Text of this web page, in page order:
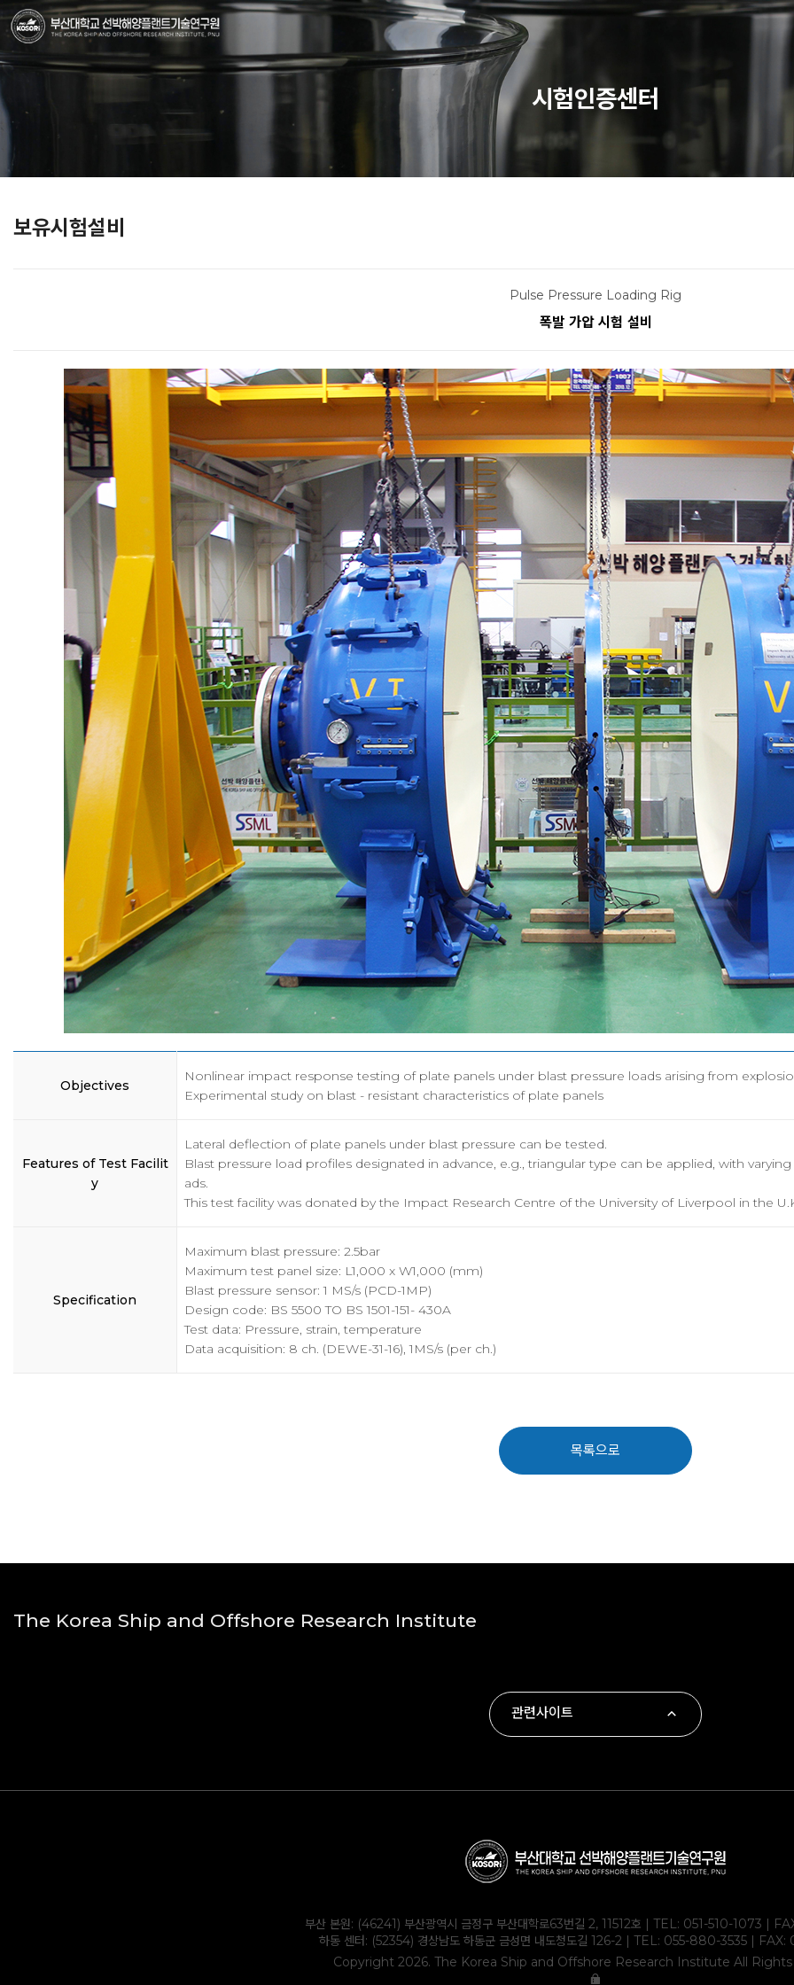
KOSORI
인사말
목적 및 비전
연혁
조직
구성원
CI
오시는길
새소식
공지사항
보도자료
채용공고
KOSORI갤러리
연구센터
구조충격연구센터
화재폭발연구센터
심해저연구센터
해양ICT연구센터
수소혁신허브&센터
구조안전설계연구실
조선해양ICT융합연구실
시험인증
시험인증
인증시험장
보유시험설
인증시험의
시험인증센터
보유시험설비
Pulse Pressure Loading Rig
폭발 가압 시험 설비
Objectives
Nonlinear impact response testing of plate panels under blast pressure loads arising from
Experimental study on blast - resistant characteristics of plate panels
Features of Test Facilit
y
Lateral deflection of plate panels under blast pressure can be tested.
Blast pressure load profiles designated in advance, e.g., triangular type can be applied, with
ads.
This test facility was donated by the Impact Research Centre of the University of Liverpool in the
Specification
Maximum blast pressure: 2.5bar
Maximum test panel size: L1,000 x W1,000 (mm)
Blast pressure sensor: 1 MS/s (PCD-1MP)
Design code: BS 5500 TO BS 1501-151- 430A
Test data: Pressure, strain, temperature
Data acquisition: 8 ch. (DEWE-31-16), 1MS/s (per ch.)
목록으로
The Korea Ship and Offshore Research Institute
관련사이트
∙ KOLAS
부산 본원: (46241) 부산광역시 금정구 부산대학로63번길 2, 11512호 | TEL: 051-510-1073 |
하동 센터: (52354) 경상남도 하동군 금성면 내도청도길 126-2 | TEL: 055-880-3535| FAX:
Copyright 2026. The Korea Ship and Offshore Research Institute All